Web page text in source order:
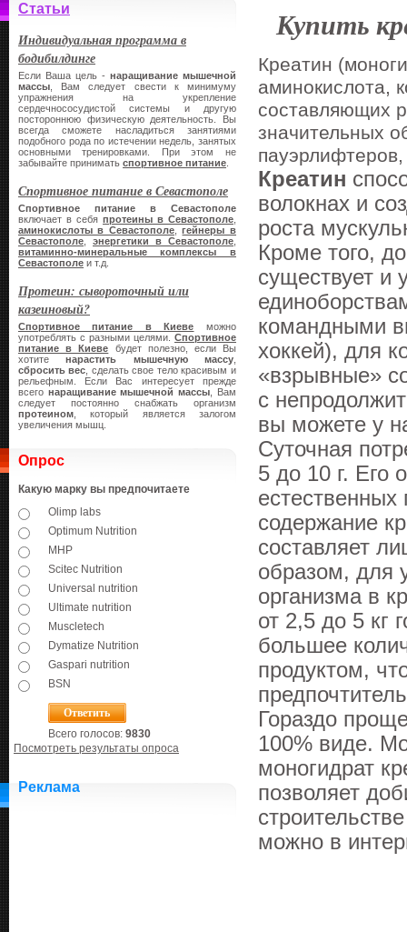
Статьи
Индивидуальная программа в
бодибилдинге
Если Ваша цель - наращивание мышечной
массы , Вам следует свести к минимуму
упражнения на укрепление
сердечнососудистой системы и другую
постороннюю физическую деятельность. Вы
всегда сможете насладиться занятиями
подобного рода по истечении недель, занятых
основными тренировками. При этом не
забывайте принимать спортивное питание
Спортивное питание в Севастополе
Спортивное питание в Севастополе
включает в себя протеины в Севастополе
аминокислоты в Севастополе ,гейнеры в
Севастополе
энергетики в Севастополе
витаминно-минеральные комплексы в
Севастополе и т.д.
Протеин: сывороточный или
казеиновый?
Спортивное питание в Киеве можно
употреблять с разными целями. Спортивное
питание в Киеве будет полезно, если Вы
хотитенарастить мышечную массу
сбросить вес , сделать свое тело красивым и
рельефным. Если Вас интересует прежде
всего наращивание мышечной массы , Вам
следует постоянно снабжать организм
протеином , который является залогом
увеличения мышц.
Опрос
Какую марку вы предпочитаете
Olimp labs
Optimum Nutrition
MHP
Scitec Nutrition
Universal nutrition
Ultimate nutrition
Muscletech
Dymatize Nutrition
Gaspari nutrition
BSN
Всего голосов: 9830
Посмотреть результаты опроса
Реклама
Купить
Креатин
аминокислота,
составляющих
значительных
Креатин
волокнах и
роста
Кроме того,
существует и
командными
хоккей), для
«взрывные»
с
вы можете у
Суточная
5 до 10 г. Его
естественных
содержание
составляет
образом, для
организма в
от 2,5 до 5 кг
большее
продуктом,
Гораздо
100% виде.
моногидрат
позволяет
можно в